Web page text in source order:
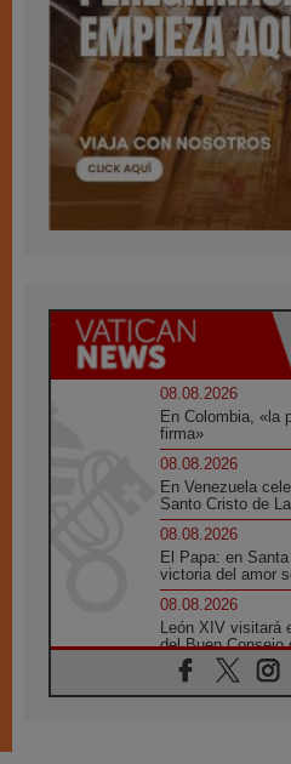
08.08.2026
En Colombia, «la
firma»
08.08.2026
En Venezuela
Santo Cristo de
08.08.2026
El Papa: en
victoria del amor
08.08.2026
León XIV visitará
del Buen Consejo
07.08.2026
Filipinas: el